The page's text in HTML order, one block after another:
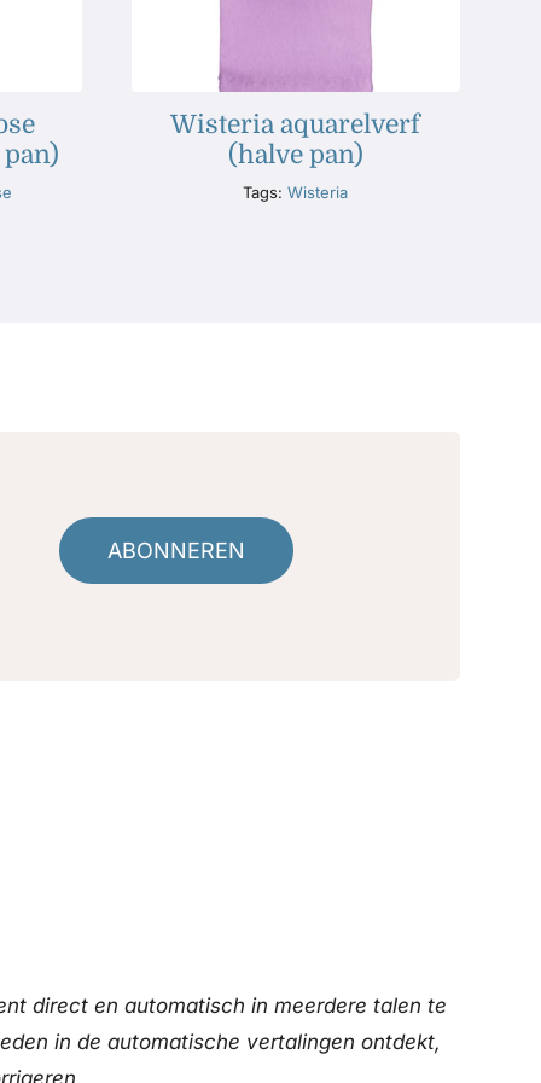
Wisteria aquarelverf
(halve pan)
Tags:Wisteria
ABONNEREN
direct en automatisch in meerdere talen te
in de automatische vertalingen ontdekt,